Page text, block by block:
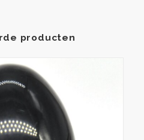
producten